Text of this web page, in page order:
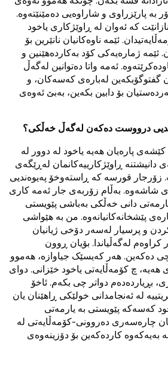
پارێزراوی و شاراوەیی دەمێنێتەوە.
کە ئەوان لە ڕاوێژکاری یاخود
ئێمە ناوەکانیان نانێرین بۆ
ئێمە ژمارەیەکی کۆد بەکاردەهێنین و
ئەمە واتا دەتوانین لەگەڵ
گفتوگۆبکەین لەبارەی کەسەکان، و
بۆ دابین بکەین، بەبێ ئەوەی
درووست دەکەن لەگەڵ خەڵکی؟
پارەیان هەیە یاخود لە دوور لە
دانیشتنە ڕاوێژکارییەکانمان لەڕێگەی
زۆرجار قورسە کە ڕاستەوخۆ پەیوەندیی
بەڵام زۆربەی جار ئەمە کاری
دانی خەڵکی بەباشی پێویستی
پێشخانەکانیانەوە. من بە هێواشی
و پرسیار لەسەر دۆخی ژیانیان
لەگەڵیاندا. بۆیان ڕوون
دەکەین. هەر کەیسێک جیاوازە، هەموو
هەیە، چ کۆمەڵایەتی یاخود خێزانی. دوای
بڕیاردەدەم دواتر چی بکەم. ئاخۆ
لە ئەنجامدانی خولێکی ڕاهێنان یان
کەسەکە پێویستی بە یارمەتی
چارەسەری دەروونی-کۆمەڵایەتی لە
بەیەکەوە کاردەکەین بۆ دۆزینەوەی